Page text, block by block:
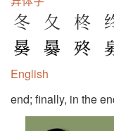
冬 夂 柊
English
end; finally, in the